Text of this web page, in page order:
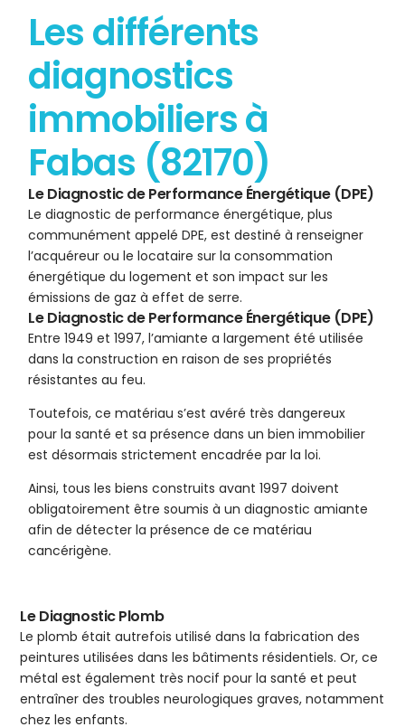
Les différents
diagnostics
immobiliers à
Fabas (82170)
Le Diagnostic de Performance Énergétique (DPE)
Le diagnostic de performance énergétique, plus
communément appelé DPE, est destiné à renseigner
l’acquéreur ou le locataire sur la consommation
énergétique du logement et son impact sur les
émissions de gaz à effet de serre.
Le Diagnostic de Performance Énergétique (DPE)
Entre 1949 et 1997, l’amiante a largement été utilisée
dans la construction en raison de ses propriétés
résistantes au feu.
Toutefois, ce matériau s’est avéré très dangereux
pour la santé et sa présence dans un bien immobilier
est désormais strictement encadrée par la loi.
Ainsi, tous les biens construits avant 1997 doivent
obligatoirement être soumis à un diagnostic amiante
afin de détecter la présence de ce matériau
cancérigène.
Le Diagnostic Plomb
Le plomb était autrefois utilisé dans la fabrication des
peintures utilisées dans les bâtiments résidentiels. Or, ce
métal est également très nocif pour la santé et peut
entraîner des troubles neurologiques graves, notamment
chez les enfants.